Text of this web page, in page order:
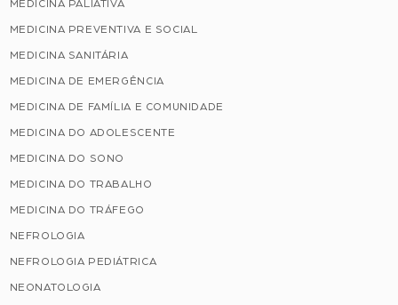
MEDICINA PALIATIVA
MEDICINA PREVENTIVA E SOCIAL
MEDICINA SANITÁRIA
MEDICINA DE EMERGÊNCIA
MEDICINA DE FAMÍLIA E COMUNIDADE
MEDICINA DO ADOLESCENTE
MEDICINA DO SONO
MEDICINA DO TRABALHO
MEDICINA DO TRÁFEGO
NEFROLOGIA
NEFROLOGIA PEDIÁTRICA
NEONATOLOGIA